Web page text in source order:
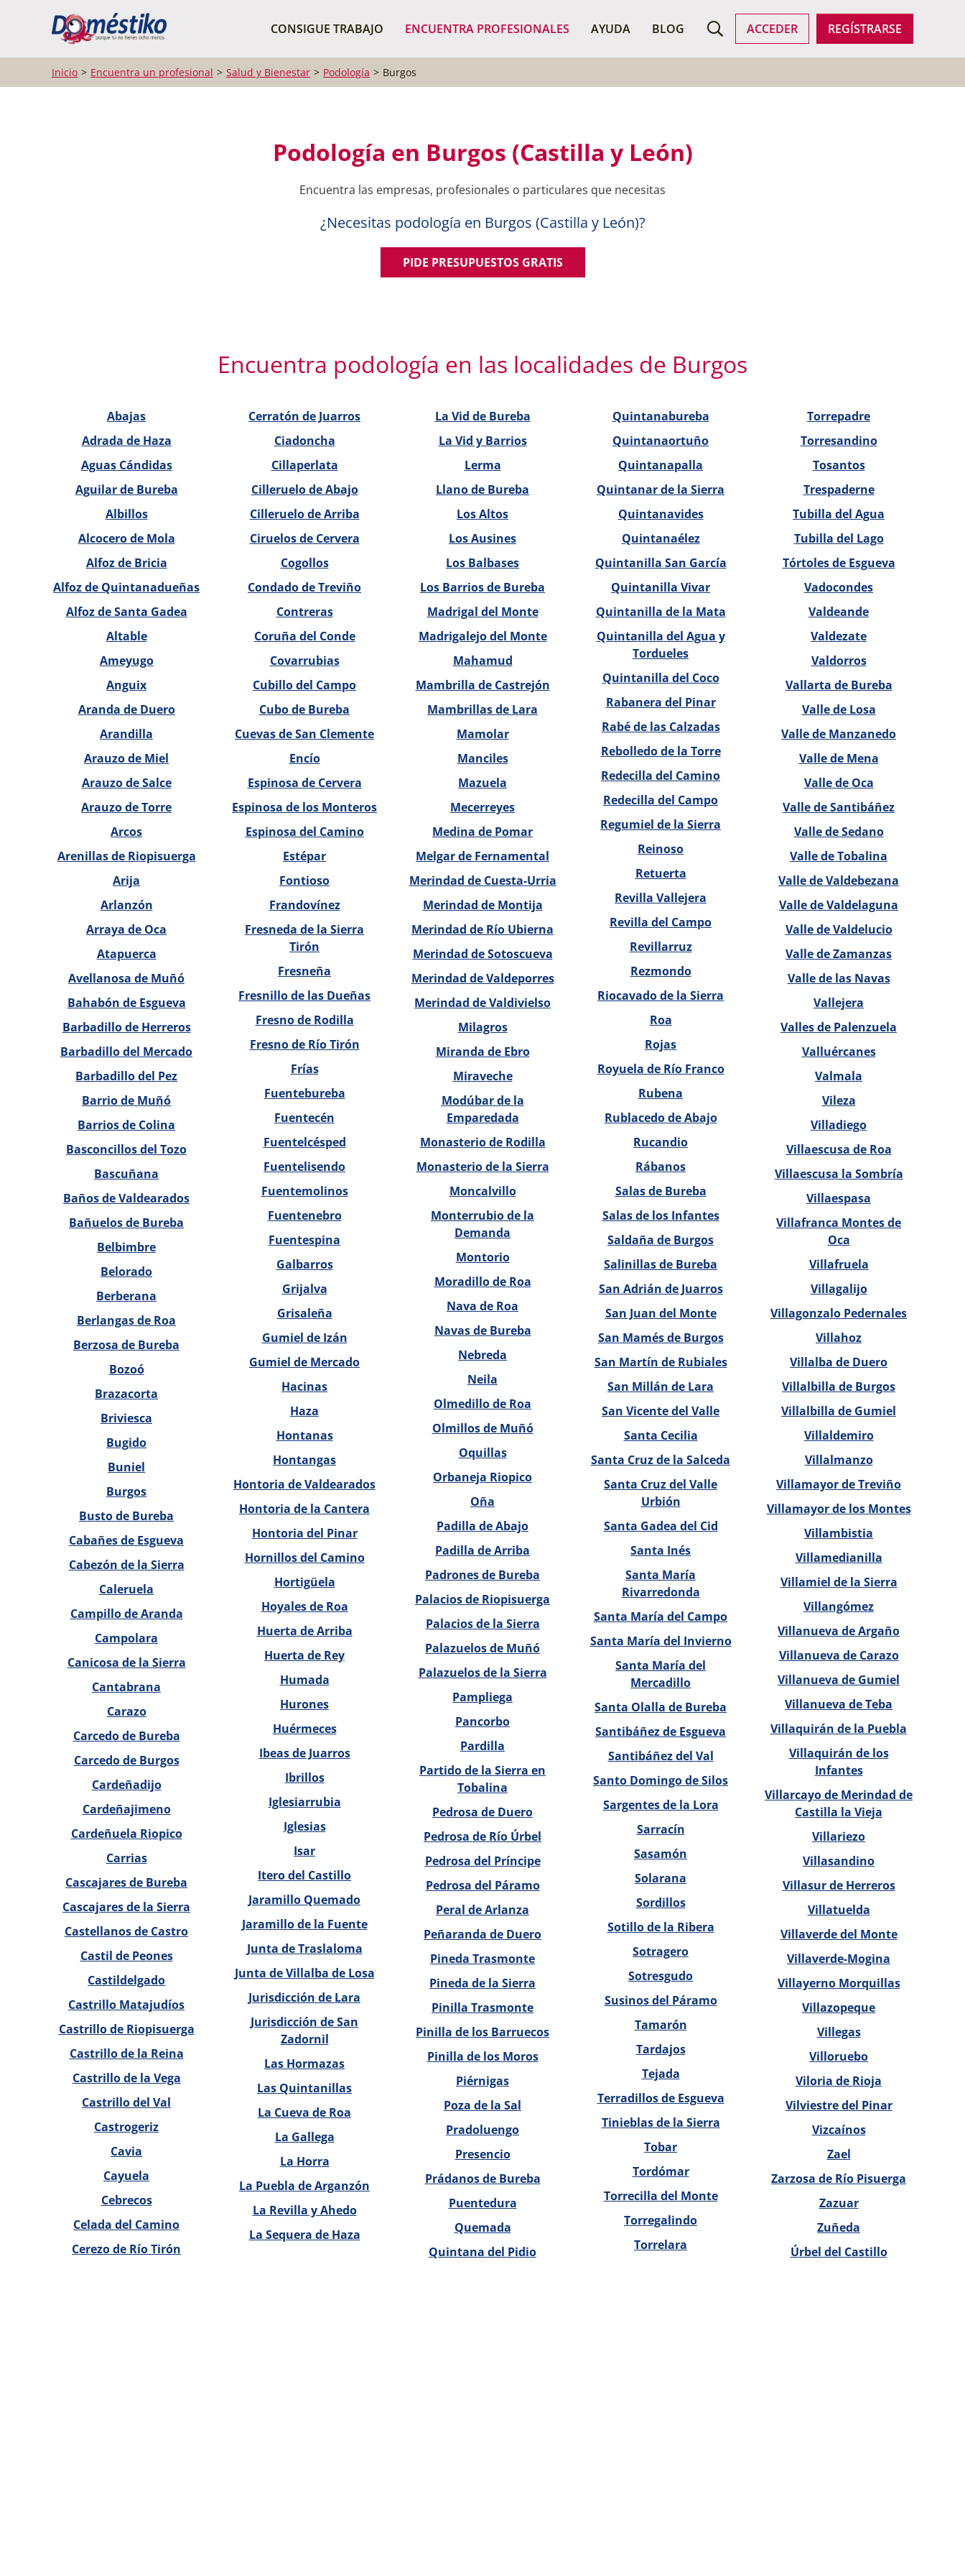
CONSIGUE TRABAJO ENCUENTRA PROFESIONALES AYUDA BLOG ACCEDER REGÍSTRARSE
BUSCAR PROFESIONALES
Inicio Encuentra un profesional Salud y Bienestar Podología Burgos
Podología en Burgos (Castilla y León)
Encuentra las empresas, profesionales o particulares que necesitas
¿Necesitas podología en Burgos (Castilla y León)?
PIDE PRESUPUESTOS GRATIS
Encuentra podología en las localidades de Burgos
Abajas
Adrada de Haza
Aguas Cándidas
Aguilar de Bureba
Albillos
Alcocero de Mola
Alfoz de Bricia
Alfoz de Quintanadueñas
Alfoz de Santa Gadea
Altable
Ameyugo
Anguix
Aranda de Duero
Arandilla
Arauzo de Miel
Arauzo de Salce
Arauzo de Torre
Arcos
Arenillas de Riopisuerga
Arija
Arlanzón
Arraya de Oca
Atapuerca
Avellanosa de Muñó
Bahabón de Esgueva
Barbadillo de Herreros
Barbadillo del Mercado
Barbadillo del Pez
Barrio de Muñó
Barrios de Colina
Basconcillos del Tozo
Bascuñana
Baños de Valdearados
Bañuelos de Bureba
Belbimbre
Belorado
Berberana
Berlangas de Roa
Berzosa de Bureba
Bozoó
Brazacorta
Briviesca
Bugido
Buniel
Burgos
Busto de Bureba
Cabañes de Esgueva
Cabezón de la Sierra
Caleruela
Campillo de Aranda
Campolara
Canicosa de la Sierra
Cantabrana
Carazo
Carcedo de Bureba
Carcedo de Burgos
Cardeñadijo
Cardeñajimeno
Cardeñuela Riopico
Carrias
Cascajares de Bureba
Cascajares de la Sierra
Castellanos de Castro
Castil de Peones
Castildelgado
Castrillo Matajudíos
Castrillo de Riopisuerga
Castrillo de la Reina
Castrillo de la Vega
Castrillo del Val
Castrogeriz
Cavia
Cayuela
Cebrecos
Celada del Camino
Cerezo de Río Tirón
Cerratón de Juarros
Ciadoncha
Cillaperlata
Cilleruelo de Abajo
Cilleruelo de Arriba
Ciruelos de Cervera
Cogollos
Condado de Treviño
Contreras
Coruña del Conde
Covarrubias
Cubillo del Campo
Cubo de Bureba
Cuevas de San Clemente
Encío
Espinosa de Cervera
Espinosa de los Monteros
Espinosa del Camino
Estépar
Fontioso
Frandovínez
Fresneda de la Sierra
Tirón
Fresneña
Fresnillo de las Dueñas
Fresno de Rodilla
Fresno de Río Tirón
Frías
Fuentebureba
Fuentecén
Fuentelcésped
Fuentelisendo
Fuentemolinos
Fuentenebro
Fuentespina
Galbarros
Grijalva
Grisaleña
Gumiel de Izán
Gumiel de Mercado
Hacinas
Haza
Hontanas
Hontangas
Hontoria de Valdearados
Hontoria de la Cantera
Hontoria del Pinar
Hornillos del Camino
Hortigüela
Hoyales de Roa
Huerta de Arriba
Huerta de Rey
Humada
Hurones
Huérmeces
Ibeas de Juarros
Ibrillos
Iglesiarrubia
Iglesias
Isar
Itero del Castillo
Jaramillo Quemado
Jaramillo de la Fuente
Junta de Traslaloma
Junta de Villalba de Losa
Jurisdicción de Lara
Jurisdicción de San
Zadornil
Las Hormazas
Las Quintanillas
La Cueva de Roa
La Gallega
La Horra
La Puebla de Arganzón
La Revilla y Ahedo
La Sequera de Haza
La Vid de Bureba
La Vid y Barrios
Lerma
Llano de Bureba
Los Altos
Los Ausines
Los Balbases
Los Barrios de Bureba
Madrigal del Monte
Madrigalejo del Monte
Mahamud
Mambrilla de Castrejón
Mambrillas de Lara
Mamolar
Manciles
Mazuela
Mecerreyes
Medina de Pomar
Melgar de Fernamental
Merindad de Cuesta-Urria
Merindad de Montija
Merindad de Río Ubierna
Merindad de Sotoscueva
Merindad de Valdeporres
Merindad de Valdivielso
Milagros
Miranda de Ebro
Miraveche
Modúbar de la
Emparedada
Monasterio de Rodilla
Monasterio de la Sierra
Moncalvillo
Monterrubio de la
Demanda
Montorio
Moradillo de Roa
Nava de Roa
Navas de Bureba
Nebreda
Neila
Olmedillo de Roa
Olmillos de Muñó
Oquillas
Orbaneja Riopico
Oña
Padilla de Abajo
Padilla de Arriba
Padrones de Bureba
Palacios de Riopisuerga
Palacios de la Sierra
Palazuelos de Muñó
Palazuelos de la Sierra
Pampliega
Pancorbo
Pardilla
Partido de la Sierra en
Tobalina
Pedrosa de Duero
Pedrosa de Río Úrbel
Pedrosa del Príncipe
Pedrosa del Páramo
Peral de Arlanza
Peñaranda de Duero
Pineda Trasmonte
Pineda de la Sierra
Pinilla Trasmonte
Pinilla de los Barruecos
Pinilla de los Moros
Piérnigas
Poza de la Sal
Pradoluengo
Presencio
Prádanos de Bureba
Puentedura
Quemada
Quintana del Pidio
Quintanabureba
Quintanaortuño
Quintanapalla
Quintanar de la Sierra
Quintanavides
Quintanaélez
Quintanilla San García
Quintanilla Vivar
Quintanilla de la Mata
Quintanilla del Agua y
Tordueles
Quintanilla del Coco
Rabanera del Pinar
Rabé de las Calzadas
Rebolledo de la Torre
Redecilla del Camino
Redecilla del Campo
Regumiel de la Sierra
Reinoso
Retuerta
Revilla Vallejera
Revilla del Campo
Revillarruz
Rezmondo
Riocavado de la Sierra
Roa
Rojas
Royuela de Río Franco
Rubena
Rublacedo de Abajo
Rucandio
Rábanos
Salas de Bureba
Salas de los Infantes
Saldaña de Burgos
Salinillas de Bureba
San Adrián de Juarros
San Juan del Monte
San Mamés de Burgos
San Martín de Rubiales
San Millán de Lara
San Vicente del Valle
Santa Cecilia
Santa Cruz de la Salceda
Santa Cruz del Valle
Urbión
Santa Gadea del Cid
Santa Inés
Santa María
Rivarredonda
Santa María del Campo
Santa María del Invierno
Santa María del
Mercadillo
Santa Olalla de Bureba
Santibáñez de Esgueva
Santibáñez del Val
Santo Domingo de Silos
Sargentes de la Lora
Sarracín
Sasamón
Solarana
Sordillos
Sotillo de la Ribera
Sotragero
Sotresgudo
Susinos del Páramo
Tamarón
Tardajos
Tejada
Terradillos de Esgueva
Tinieblas de la Sierra
Tobar
Tordómar
Torrecilla del Monte
Torregalindo
Torrelara
Torrepadre
Torresandino
Tosantos
Trespaderne
Tubilla del Agua
Tubilla del Lago
Tórtoles de Esgueva
Vadocondes
Valdeande
Valdezate
Valdorros
Vallarta de Bureba
Valle de Losa
Valle de Manzanedo
Valle de Mena
Valle de Oca
Valle de Santibáñez
Valle de Sedano
Valle de Tobalina
Valle de Valdebezana
Valle de Valdelaguna
Valle de Valdelucio
Valle de Zamanzas
Valle de las Navas
Vallejera
Valles de Palenzuela
Valluércanes
Valmala
Vileza
Villadiego
Villaescusa de Roa
Villaescusa la Sombría
Villaespasa
Villafranca Montes de
Oca
Villafruela
Villagalijo
Villagonzalo Pedernales
Villahoz
Villalba de Duero
Villalbilla de Burgos
Villalbilla de Gumiel
Villaldemiro
Villalmanzo
Villamayor de Treviño
Villamayor de los Montes
Villambistia
Villamedianilla
Villamiel de la Sierra
Villangómez
Villanueva de Argaño
Villanueva de Carazo
Villanueva de Gumiel
Villanueva de Teba
Villaquirán de la Puebla
Villaquirán de los
Infantes
Villarcayo de Merindad de
Castilla la Vieja
Villariezo
Villasandino
Villasur de Herreros
Villatuelda
Villaverde del Monte
Villaverde-Mogina
Villayerno Morquillas
Villazopeque
Villegas
Villoruebo
Viloria de Rioja
Vilviestre del Pinar
Vizcaínos
Zael
Zarzosa de Río Pisuerga
Zazuar
Zuñeda
Úrbel del Castillo